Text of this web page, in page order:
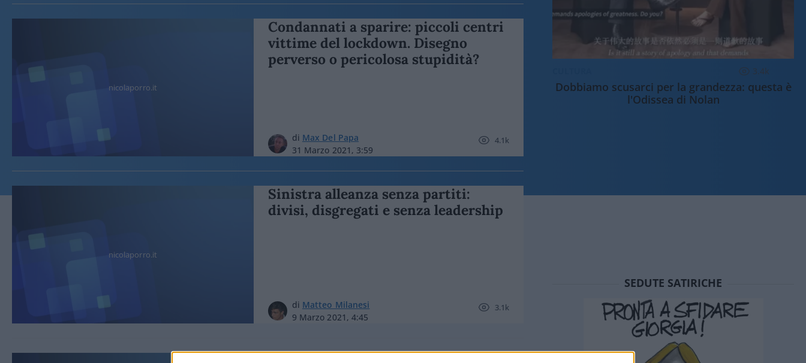
nicolaporro.it
Condannati a sparire: piccoli centri
vittime del lockdown. Disegno
perverso o pericolosa stupidità?
di Max Del Papa
31 Marzo 2021, 3:59
4.1k
nicolaporro.it
Sinistra alleanza senza partiti:
divisi, disgregati e senza leadership
di Matteo Milanesi
9 Marzo 2021, 4:45
3.1k
3.4k
Dobbiamo scusarci per la grandezza: questa è
l'Odissea di Nolan
SEDUTE SATIRICHE